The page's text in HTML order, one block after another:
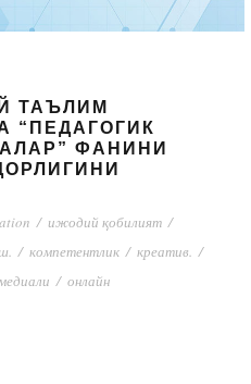
ТАЪЛИМ
“ПЕДАГОГИК
ФАНИНИ
/ ижодий қобилият /
/ компетентлик / креатив. /
/ онлайн